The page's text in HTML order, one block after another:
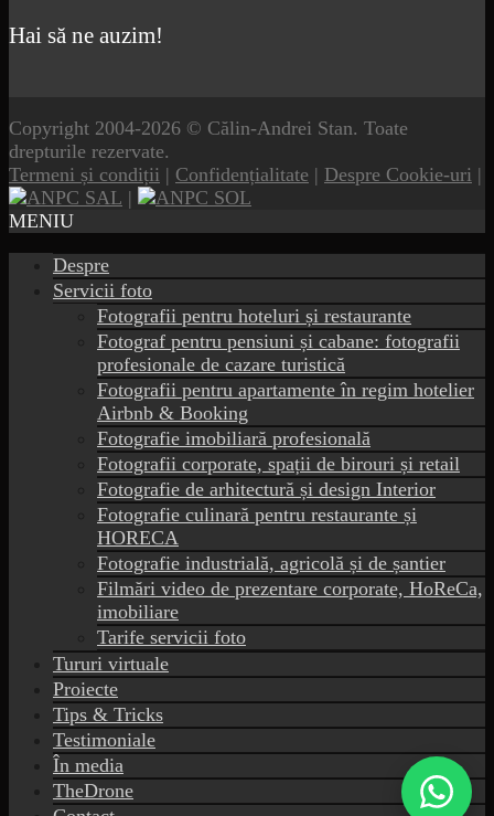
Hai să ne auzim!
Copyright 2004-2026 © Călin-Andrei Stan. Toate
drepturile rezervate.
Termeni și condiții | Confidențialitate | Despre Cookie-uri |
|
MENIU
Despre
Servicii foto
Fotografii pentru hoteluri și restaurante
Fotograf pentru pensiuni și cabane: fotografii
profesionale de cazare turistică
Fotografii pentru apartamente în regim hotelier
Airbnb & Booking
Fotografie imobiliară profesională
Fotografii corporate, spații de birouri și retail
Fotografie de arhitectură și design Interior
Fotografie culinară pentru restaurante și
HORECA
Fotografie industrială, agricolă și de șantier
Filmări video de prezentare corporate, HoReCa,
imobiliare
Tarife servicii foto
Tururi virtuale
Proiecte
Tips & Tricks
Testimoniale
În media
TheDrone